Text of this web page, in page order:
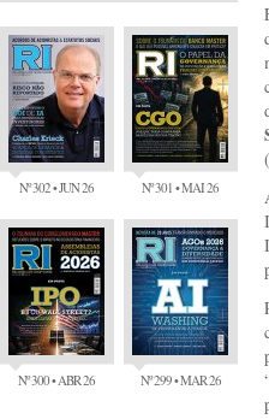
Nº 302 • JUN 26 Nº 301 • MAI 26
Nº 300 • ABR 26 Nº 299 • MAR 26